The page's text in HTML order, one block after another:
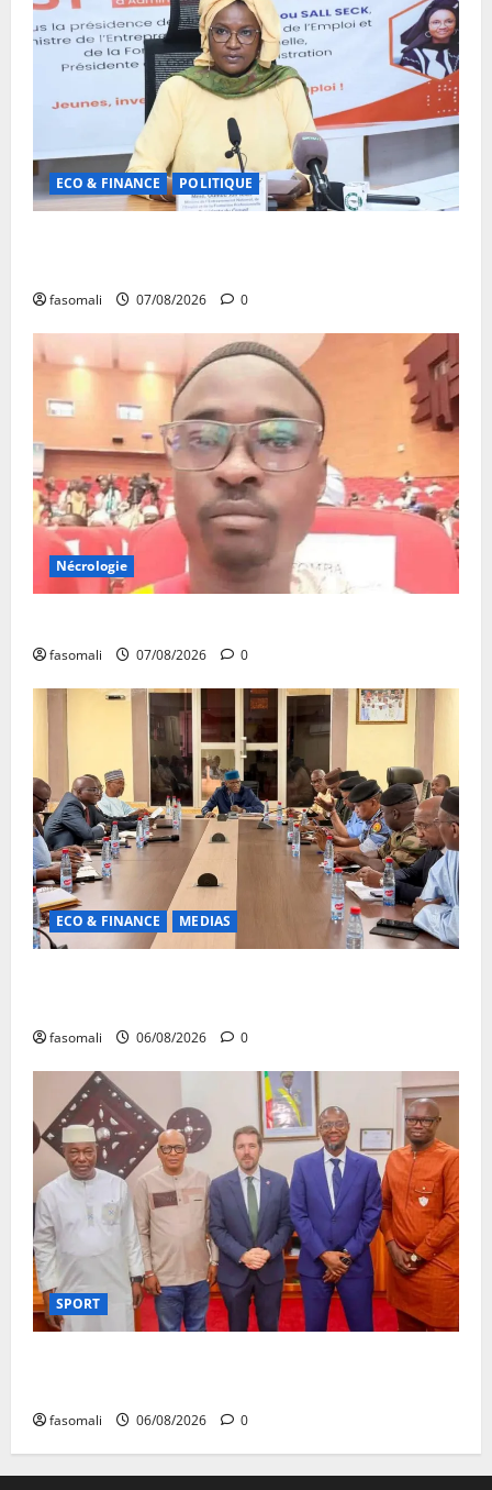
ECO & FINANCE POLITIQUE
fasomali 07/08/2026 0
Nécrologie
fasomali 07/08/2026 0
ECO & FINANCE MEDIAS
fasomali 06/08/2026 0
SPORT
fasomali 06/08/2026 0